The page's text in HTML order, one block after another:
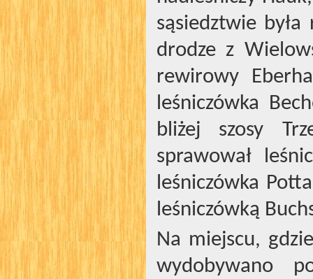
sąsiedztwie
drodze z
rewirowy
leśniczówka
bliżej szosy
sprawował
leśniczówka
leśniczówką
Na miejscu,
wydobywano